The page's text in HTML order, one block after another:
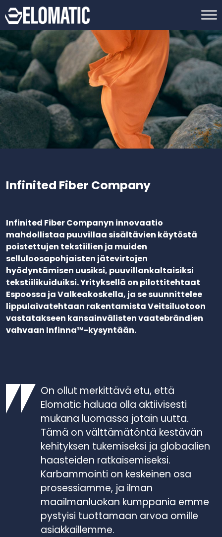
Infinited Fiber Company
Infinited Fiber Companyn innovaatio
mahdollistaa puuvillaa sisältävien käytöstä
poistettujen tekstiilien ja muiden
selluloosapohjaisten jätevirtojen
hyödyntämisen uusiksi, puuvillankaltaisiksi
tekstiilikuiduiksi. Yrityksellä on pilottitehtaat
Espoossa ja Valkeakoskella, ja se suunnittelee
lippulaivatehtaan rakentamista Veitsiluotoon
vastatakseen kansainvälisten vaatebrändien
vahvaan Infinna™-kysyntään.
On ollut merkittävä etu, että
Elomatic haluaa olla aktiivisesti
mukana luomassa jotain uutta.
Tämä on välttämätöntä kestävän
kehityksen tukemiseksi ja globaalien
haasteiden ratkaisemiseksi.
Karbammointi on keskeinen osa
prosessiamme, ja ilman
maailmanluokan kumppania emme
pystyisi tuottamaan arvoa omille
asiakkaillemme.